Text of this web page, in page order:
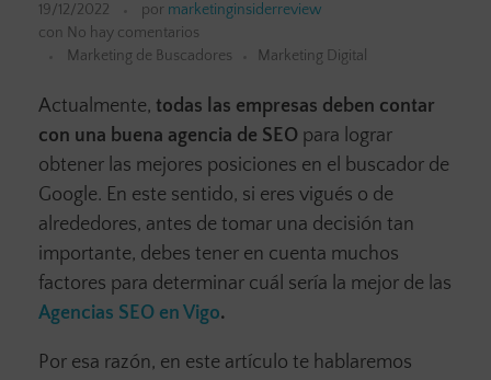
19/12/2022 por marketinginsiderreview
con No hay comentarios
Marketing de Buscadores
Marketing Digital
Actualmente, todas las empresas deben contar
con una buena agencia de SEO para lograr
obtener las mejores posiciones en el buscador de
Google. En este sentido, si eres vigués o de
alrededores, antes de tomar una decisión tan
importante, debes tener en cuenta muchos
factores para determinar cuál sería la mejor de las
Agencias SEO en Vigo.
Por esa razón, en este artículo te hablaremos